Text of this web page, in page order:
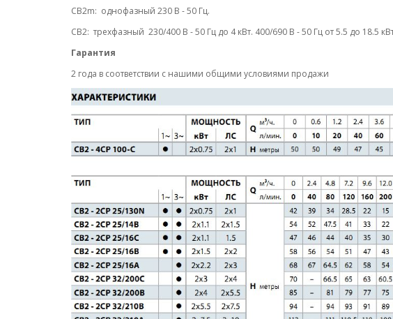
CB2m: однофазный 230 В - 50 Гц.
CB2: трехфазный 230/400 В - 50 Гц до 4 кВт. 400/690 В - 50 Гц от 5.5 до 18.5
Гарантия
2 года в соответствии с нашими общими условиями продажи